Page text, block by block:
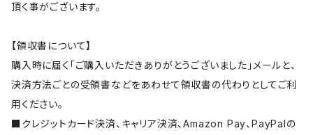
頂く事がございます。
【領収書について】
購入時に届く「ご購入いただきありがとうございました」メールと、
決済方法ごとの受領書などをあわせて領収書の代わりとしてご利
用ください。
■クレジットカード決済、キャリア決済、Amazon Pay、PayPalの